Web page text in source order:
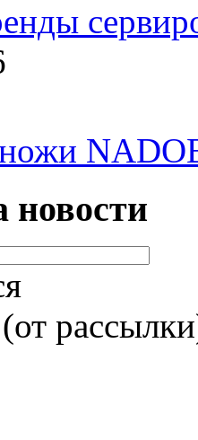
новости